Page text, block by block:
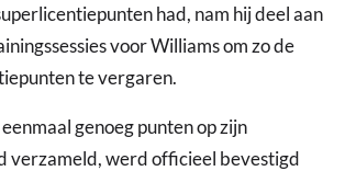
had, nam hij deel aan
voor Williams om zo de
te vergaren.
genoeg punten op zijn
verzameld, werd officieel bevestigd